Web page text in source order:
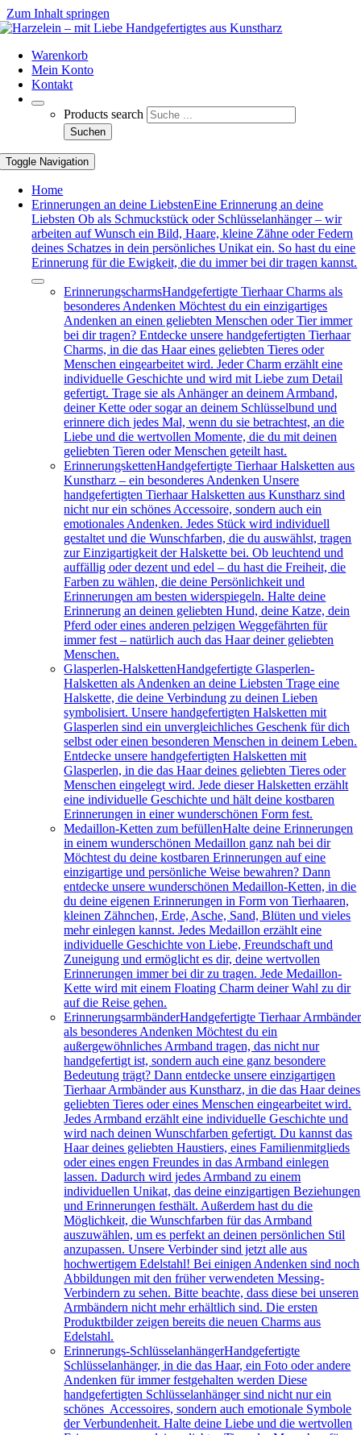
Zum Inhalt springen
Warenkorb
Mein Konto
Kontakt
Products search
Suchen
Toggle Navigation
Home
Erinnerungen an deine LiebstenEine Erinnerung an deine
Liebsten Ob als Schmuckstück oder Schlüsselanhänger – wir
arbeiten auf Wunsch ein Bild, Haare, kleine Zähne oder Federn
deines Schatzes in dein persönliches Unikat ein. So hast du eine
Erinnerung für die Ewigkeit, die du immer bei dir tragen kannst.
ErinnerungscharmsHandgefertigte Tierhaar Charms als
besonderes Andenken Möchtest du ein einzigartiges
Andenken an einen geliebten Menschen oder Tier immer
bei dir tragen? Entdecke unsere handgefertigten Tierhaar
Charms, in die das Haar eines geliebten Tieres oder
Menschen eingearbeitet wird. Jeder Charm erzählt eine
individuelle Geschichte und wird mit Liebe zum Detail
gefertigt. Trage sie als Anhänger an deinem Armband,
deiner Kette oder sogar an deinem Schlüsselbund und
erinnere dich jedes Mal, wenn du sie betrachtest, an die
Liebe und die wertvollen Momente, die du mit deinen
geliebten Tieren oder Menschen geteilt hast.
ErinnerungskettenHandgefertigte Tierhaar Halsketten aus
Kunstharz – ein besonderes Andenken Unsere
handgefertigten Tierhaar Halsketten aus Kunstharz sind
nicht nur ein schönes Accessoire, sondern auch ein
emotionales Andenken. Jedes Stück wird individuell
gestaltet und die Wunschfarben, die du auswählst, tragen
zur Einzigartigkeit der Halskette bei. Ob leuchtend und
auffällig oder dezent und edel – du hast die Freiheit, die
Farben zu wählen, die deine Persönlichkeit und
Erinnerungen am besten widerspiegeln. Halte deine
Erinnerung an deinen geliebten Hund, deine Katze, dein
Pferd oder eines anderen pelzigen Weggefährten für
immer fest – natürlich auch das Haar deiner geliebten
Menschen.
Glasperlen-HalskettenHandgefertigte Glasperlen-
Halsketten als Andenken an deine Liebsten Trage eine
Halskette, die deine Verbindung zu deinen Lieben
symbolisiert. Unsere handgefertigten Halsketten mit
Glasperlen sind ein unvergleichliches Geschenk für dich
selbst oder einen besonderen Menschen in deinem Leben.
Entdecke unsere handgefertigten Halsketten mit
Glasperlen, in die das Haar deines geliebten Tieres oder
Menschen eingelegt wird. Jede dieser Halsketten erzählt
eine individuelle Geschichte und hält deine kostbaren
Erinnerungen in einer wunderschönen Form fest.
Medaillon-Ketten zum befüllenHalte deine Erinnerungen
in einem wunderschönen Medaillon ganz nah bei dir
Möchtest du deine kostbaren Erinnerungen auf eine
einzigartige und persönliche Weise bewahren? Dann
entdecke unsere wunderschönen Medaillon-Ketten, in die
du deine eigenen Erinnerungen in Form von Tierhaaren,
kleinen Zähnchen, Erde, Asche, Sand, Blüten und vieles
mehr einlegen kannst. Jedes Medaillon erzählt eine
individuelle Geschichte von Liebe, Freundschaft und
Zuneigung und ermöglicht es dir, deine wertvollen
Erinnerungen immer bei dir zu tragen. Jede Medaillon-
Kette wird mit einem Floating Charm deiner Wahl zu dir
auf die Reise gehen.
ErinnerungsarmbänderHandgefertigte Tierhaar Armbänder
als besonderes Andenken Möchtest du ein
außergewöhnliches Armband tragen, das nicht nur
handgefertigt ist, sondern auch eine ganz besondere
Bedeutung trägt? Dann entdecke unsere einzigartigen
Tierhaar Armbänder aus Kunstharz, in die das Haar deines
geliebten Tieres oder eines Menschen eingearbeitet wird.
Jedes Armband erzählt eine individuelle Geschichte und
wird nach deinen Wunschfarben gefertigt. Du kannst das
Haar deines geliebten Haustiers, eines Familienmitglieds
oder eines engen Freundes in das Armband einlegen
lassen. Dadurch wird jedes Armband zu einem
individuellen Unikat, das deine einzigartigen Beziehungen
und Erinnerungen festhält. Außerdem hast du die
Möglichkeit, die Wunschfarben für das Armband
auszuwählen, um es perfekt an deinen persönlichen Stil
anzupassen. Unsere Verbinder sind jetzt alle aus
hochwertigem Edelstahl! Bei einigen Andenken sind noch
Abbildungen mit den früher verwendeten Messing-
Verbindern zu sehen. Bitte beachte, dass diese bei unseren
Armbändern nicht mehr erhältlich sind. Die ersten
Produktbilder zeigen bereits die neuen Charms aus
Edelstahl.
Erinnerungs-SchlüsselanhängerHandgefertigte
Schlüsselanhänger, in die das Haar, ein Foto oder andere
Andenken für immer festgehalten werden Diese
handgefertigten Schlüsselanhänger sind nicht nur ein
schönes Accessoires, sondern auch emotionale Symbole
der Verbundenheit. Halte deine Liebe und die wertvollen